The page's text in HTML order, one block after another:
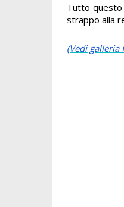
Tutto questo
strappo alla
(Vedi galleria